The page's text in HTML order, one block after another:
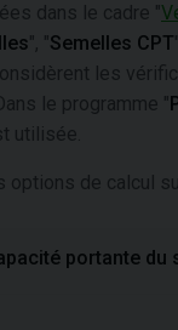
dans le cadre "
", "Semelles CPT
les
le programme "
utilisée.
de calcul
portante du